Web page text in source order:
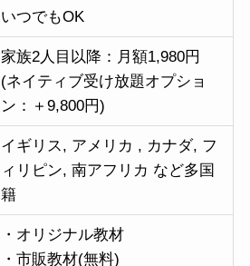
いつでもOK
家族2人目以降：月額1,980円
(ネイティブ受け放題オプショ
ン：＋9,800円)
イギリス, アメリカ , カナダ, フ
ィリピン, 南アフリカ など多国
籍
・オリジナル教材
・市販教材(無料)